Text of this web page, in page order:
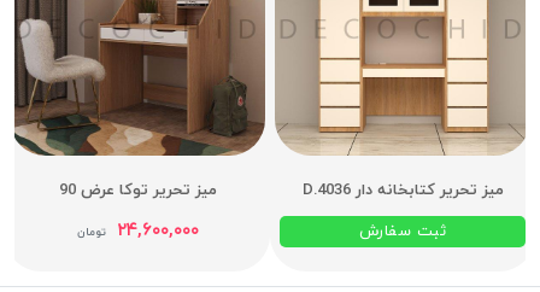
میز تحریر کتابخانه دار D.4036
ثبت سفارش
میز تحریر توکا عرض 90
۲۴,۶۰۰,۰۰۰ تومان